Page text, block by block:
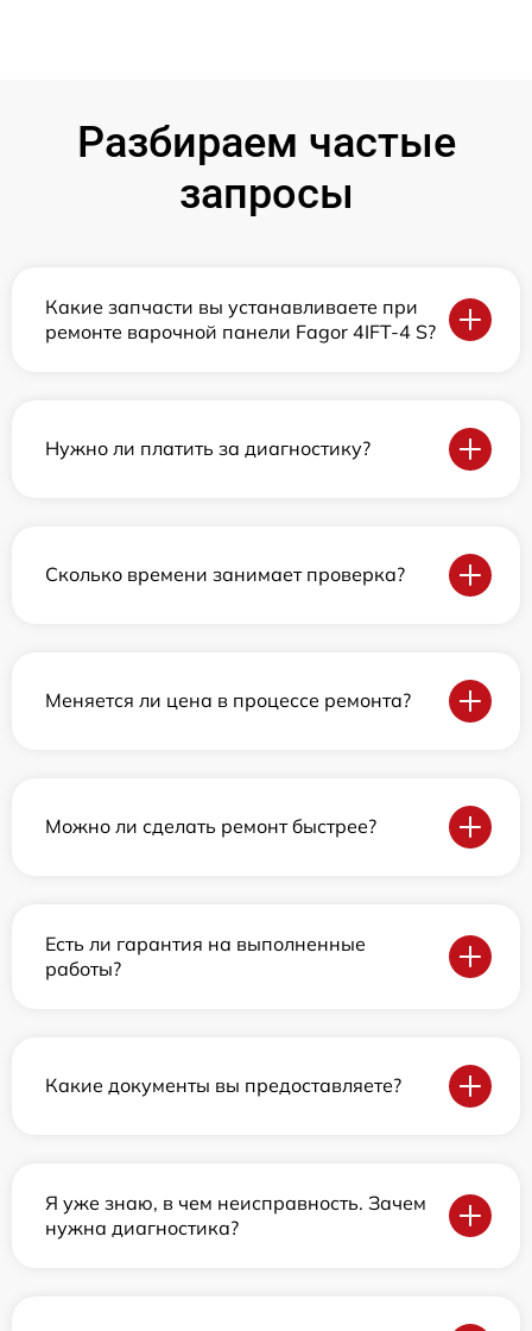
Разбираем частые
запросы
Какие запчасти вы устанавливаете при
ремонте варочной панели Fagor 4IFT-4 S?
Нужно ли платить за диагностику?
Сколько времени занимает проверка?
Меняется ли цена в процессе ремонта?
Можно ли сделать ремонт быстрее?
Есть ли гарантия на выполненные
работы?
Какие документы вы предоставляете?
Я уже знаю, в чем неисправность. Зачем
нужна диагностика?